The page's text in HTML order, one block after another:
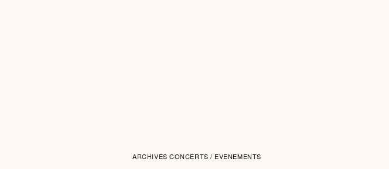
ARCHIVES CONCERTS / EVENEMENTS